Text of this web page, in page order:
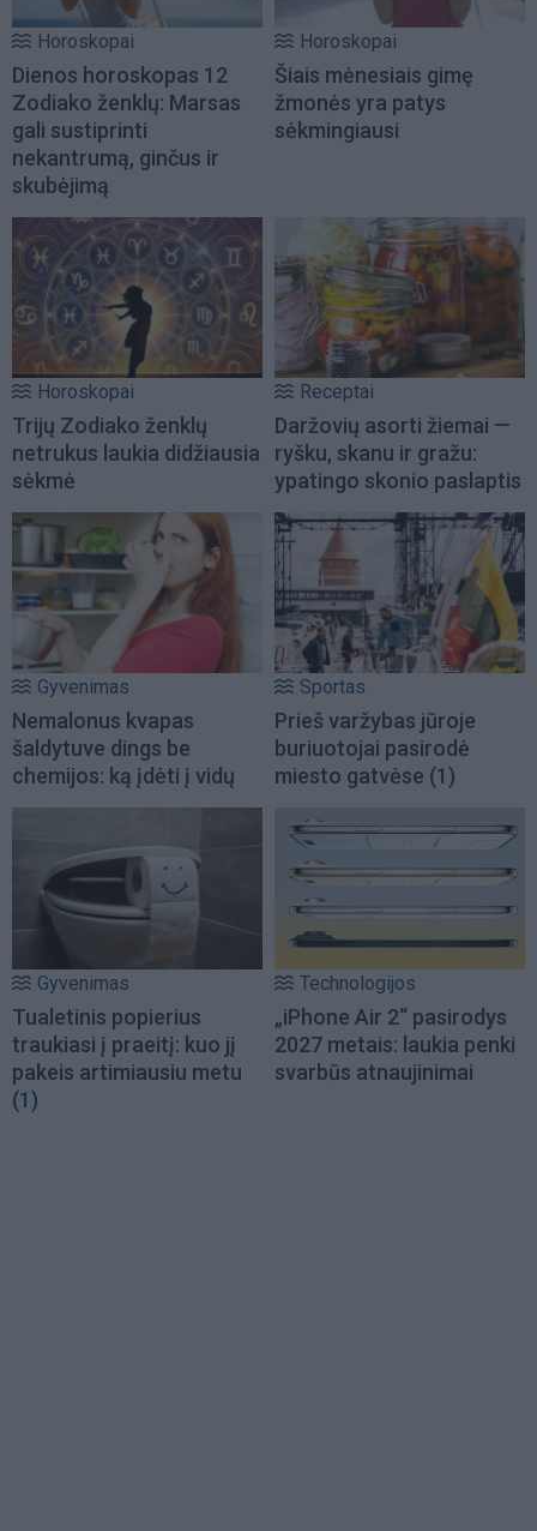
Horoskopai
Dienos horoskopas 12
Zodiako ženklų: Marsas
gali sustiprinti
nekantrumą, ginčus ir
skubėjimą
Horoskopai
Šiais mėnesiais gimę
žmonės yra patys
sėkmingiausi
Horoskopai
Trijų Zodiako ženklų
netrukus laukia didžiausia
sėkmė
Receptai
Daržovių asorti žiemai —
ryšku, skanu ir gražu:
ypatingo skonio paslaptis
Gyvenimas
Nemalonus kvapas
šaldytuve dings be
chemijos: ką įdėti į vidų
Sportas
Prieš varžybas jūroje
buriuotojai pasirodė
miesto gatvėse (1)
Gyvenimas
Tualetinis popierius
traukiasi į praeitį: kuo jį
pakeis artimiausiu metu
(1)
Technologijos
„iPhone Air 2“ pasirodys
2027 metais: laukia penki
svarbūs atnaujinimai